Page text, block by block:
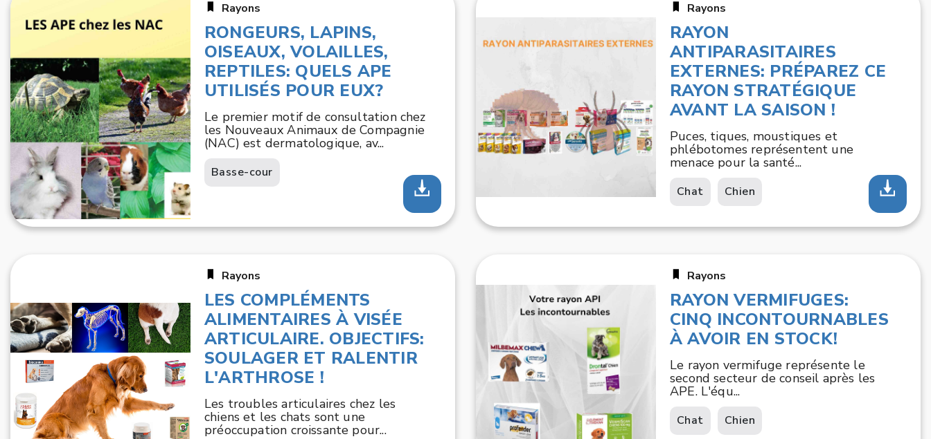
Rayons
RONGEURS, LAPINS,
OISEAUX, VOLAILLES,
REPTILES: QUELS APE
UTILISÉS POUR EUX?
Le premier motif de consultation chez
les Nouveaux Animaux de Compagnie
(NAC) est dermatologique, av...
Basse-cour
Rayons
RAYON
ANTIPARASITAIRES
EXTERNES: PRÉPAREZ CE
RAYON STRATÉGIQUE
AVANT LA SAISON !
Puces, tiques, moustiques et
phlébotomes représentent une
menace pour la santé...
Chat Chien
Rayons
LES COMPLÉMENTS
ALIMENTAIRES À VISÉE
ARTICULAIRE. OBJECTIFS:
SOULAGER ET RALENTIR
L'ARTHROSE !
Les troubles articulaires chez les
chiens et les chats sont une
préoccupation croissante pour...
Rayons
RAYON VERMIFUGES:
CINQ INCONTOURNABLES
À AVOIR EN STOCK!
Le rayon vermifuge représente le
second secteur de conseil après les
APE. L'équ...
Chat Chien